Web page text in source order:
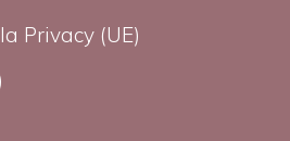
Privacy (UE)